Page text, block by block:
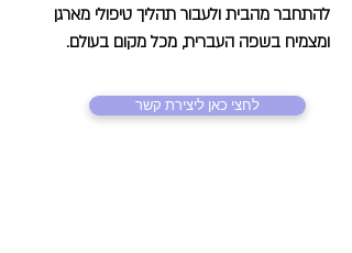
להתחבר מהבית ולעבור תהליך טיפולי מארגן
ומצמיח בשפה העברית, מכל מקום בעולם.
לחצי כאן ליצירת קשר